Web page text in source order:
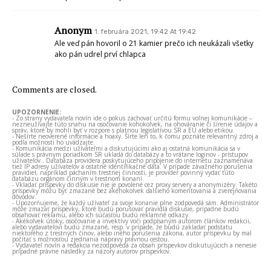
Anonym 1. februára 2021, 19:42 At 19:42
Ale veď pán hovoril o 21 kamier prečo ich neukázali všetky
ako pán udrel prví chlapca
Comments are closed.
UPOZORNENIE:
- Zo strany vydavateľa novín ide o pokus zachovať určitú formu voľnej komunikácie –
nezneužívajte túto snahu na osočovanie kohokoľvek, na ohováranie či šírenie údajov a
správ, ktoré by mohli byť v rozpore s platnou legislatívou SR a EÚ alebo etikou.
- Nešírte neoverené informácie a hoaxy. Šírte len to, k čomu poznáte relevantný zdroj a
podľa možnosti ho uvádzajte.
- Komunikácia medzi užívateľmi a diskutujúcimi ako aj ostatná komunikácia sa v
súlade s právnym poriadkom SR ukladá do databázy a to vrátane loginov - prístupov
užívateľov . Databáza providera poskytujúceho pripojenie do internetu zaznamenáva
tiež IP adresy užívateľov a ostatné identifikačné dáta. V prípade závažného porušenia
pravidiel, napríklad páchaním trestnej činnosti, je provider povinný vydať túto
databázu orgánom činným v trestnom konaní.
- Vkladať príspevky do diskusie nie je povolené cez proxy servery a anonymizéry. Takéto
príspevky môžu byť zmazané bez akéhokoľvek ďalšieho komentovania a zverejňovania
dôvodov.
- Upozorňujeme, že každý užívateľ za svoje konanie plne zodpovedá sám. Administrátor
môže zmazať príspevky, ktoré budú porušovať pravidlá diskusie, prípadne budú
obsahovať reklamu, alebo ich súčasťou budú reklamné odkazy.
- Akékoľvek útoky, osočovanie a invektívy voči podpísaným autorom článkov redakcii,
alebo vydavateľovi budú zmazané, resp. v prípade, že budú zakladať podstatu
niektorého z trestných činov, alebo iného porušenia zákona, autor príspevku by mal
počítať s možnosťou zjednania nápravy právnou cestou.
- Vydavateľ novín a redakcia nezodpovedá za obsah príspevkov diskutujúcich a nenesie
prípadné právne následky za názory autorov príspevkov.